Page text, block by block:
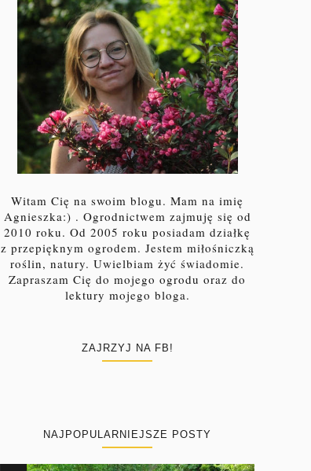
Witam Cię na swoim blogu. Mam na imię
Agnieszka:) . Ogrodnictwem zajmuję się od
2010 roku. Od 2005 roku posiadam działkę
z przepięknym ogrodem. Jestem miłośniczką
roślin, natury. Uwielbiam żyć świadomie.
Zapraszam Cię do mojego ogrodu oraz do
lektury mojego bloga.
ZAJRZYJ NA FB!
NAJPOPULARNIEJSZE POSTY